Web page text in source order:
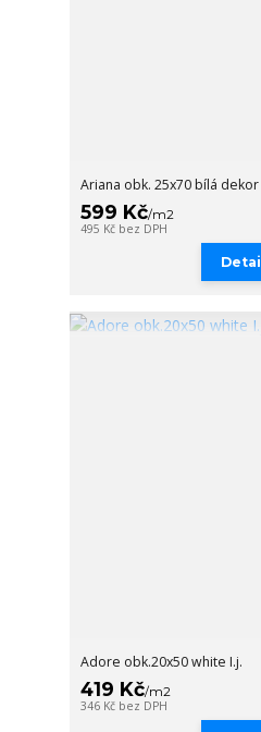
Ariana obk. 25x70 bílá dekor
599 Kč/m2
495 Kč bez DPH
Detail
Adore obk.20x50 white I.j.
419 Kč/m2
346 Kč bez DPH